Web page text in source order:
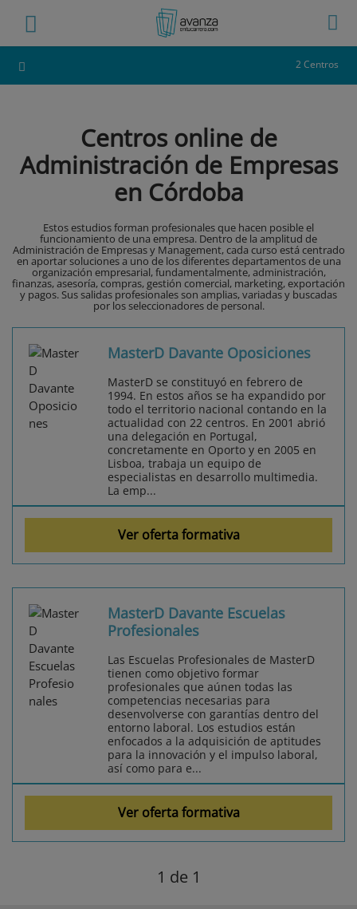
2 Centros
Centros online de
Administración de Empresas
en Córdoba
Estos estudios forman profesionales que hacen posible el
funcionamiento de una empresa. Dentro de la amplitud de
Administración de Empresas y Management, cada curso está centrado
en aportar soluciones a uno de los diferentes departamentos de una
organización empresarial, fundamentalmente, administración,
finanzas, asesoría, compras, gestión comercial, marketing, exportación
y pagos. Sus salidas profesionales son amplias, variadas y buscadas
por los seleccionadores de personal.
MasterD Davante Oposiciones
MasterD se constituyó en febrero de
1994. En estos años se ha expandido por
todo el territorio nacional contando en la
actualidad con 22 centros. En 2001 abrió
una delegación en Portugal,
concretamente en Oporto y en 2005 en
Lisboa, trabaja un equipo de
especialistas en desarrollo multimedia.
La emp...
Ver oferta formativa
MasterD Davante Escuelas
Profesionales
Las Escuelas Profesionales de MasterD
tienen como objetivo formar
profesionales que aúnen todas las
competencias necesarias para
desenvolverse con garantías dentro del
entorno laboral. Los estudios están
enfocados a la adquisición de aptitudes
para la innovación y el impulso laboral,
así como para e...
Ver oferta formativa
1 de 1